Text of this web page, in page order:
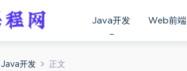
Java开发 Web前端
Java开发 正文